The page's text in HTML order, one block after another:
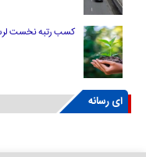
کسب رتبه نخست لرستان با
ای رسانه